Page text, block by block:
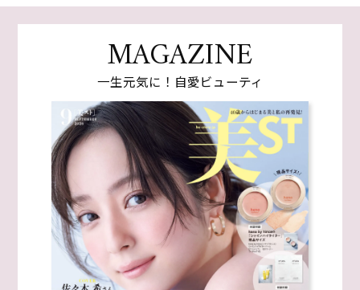
MAGAZINE
一生元気に！自愛ビューティ